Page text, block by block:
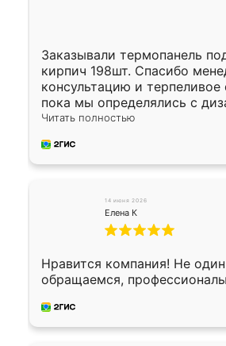
Заказывали термопанель
кирпич 198шт. Спасибо
консультацию и
пока мы определялись с
Исполнен заказ в срок,
предоплата наличкой 50%.
водителем договорились о
Окончательный расчет при
Огромная благодарность
выгрузить. Получили
Осталось дело за малым-
Подарили два больших
из архитектурного бетона-
Читать полностью
14 июня 2026
Елена К
Нравится компания! Не
обращаемся,